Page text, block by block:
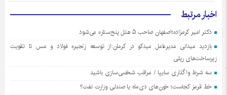
اخبار مرتبط
دکتر امیر کرمزاده؛اصفهان صاحب ۵ هتل پنج‌ستاره می‌شود
بازدید میدانی مدیرعامل میدکو در کرمان:از توسعه زنجیره فولاد و مس تا تقویت
زیرساخت‌های ریلی
سه شرط واگذاری سایپا / مراقب شخصی‌سازی باشید
خط قرمز کجاست؛ خون‌های دی‌ماه یا صندلی وزارت نفت؟